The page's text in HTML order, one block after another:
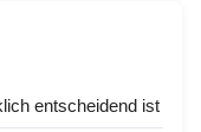
entscheidend ist